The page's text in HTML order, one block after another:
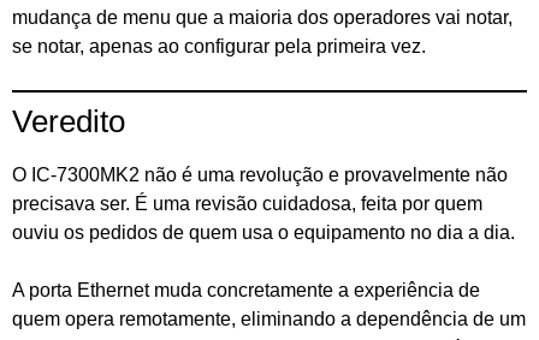
mudança de menu que a maioria dos operadores vai notar,
se notar, apenas ao configurar pela primeira vez.
Veredito
O IC-7300MK2 não é uma revolução e provavelmente não
precisava ser. É uma revisão cuidadosa, feita por quem
ouviu os pedidos de quem usa o equipamento no dia a dia.
A porta Ethernet muda concretamente a experiência de
quem opera remotamente, eliminando a dependência de um